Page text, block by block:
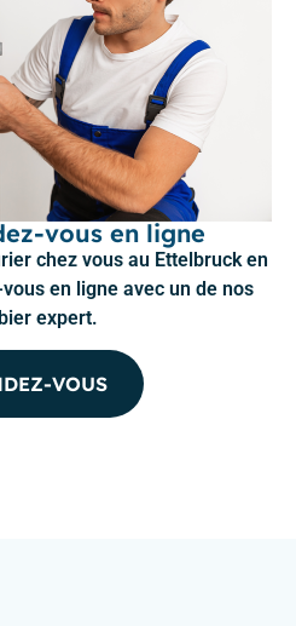
vous en ligne
chez vous au Ettelbruck en
en ligne avec un de nos
expert.
VOUS